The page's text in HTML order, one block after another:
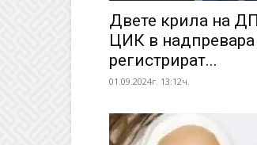
Двете крила на
ЦИК в
регистрират...
01.09.2024г. 13:12ч.